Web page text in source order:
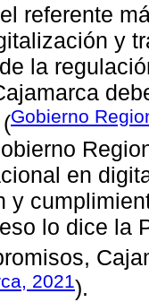
referente
y
la
Gobierno
en
y
lo dice la
2021).